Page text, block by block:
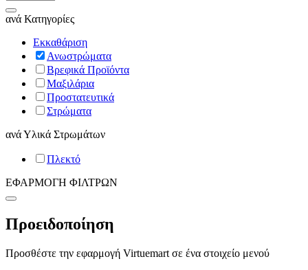
ανά Κατηγορίες
Εκκαθάριση
Ανωστρώματα
Βρεφικά Προϊόντα
Μαξιλάρια
Προστατευτικά
Στρώματα
ανάΥλικά Στρωμάτων
Πλεκτό
ΕΦΑΡΜΟΓΗ ΦΙΛΤΡΩΝ
Προειδοποίηση
Προσθέστε την εφαρμογή Virtuemart σε ένα στοιχείο μενού